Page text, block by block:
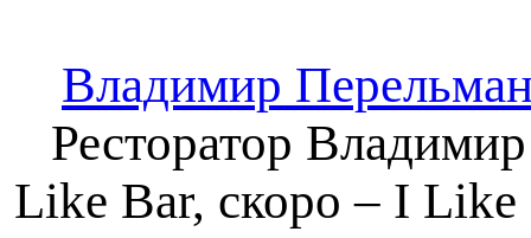
Владимир
Ресторатор
Like Bar, скоро – I Like